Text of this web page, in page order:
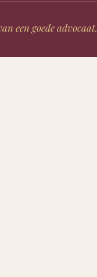
een goede advocaat.